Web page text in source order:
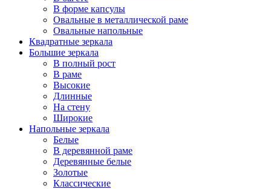
В форме капсулы
Овальные в металлической раме
Овальные напольные
Квадратные зеркала
Большие зеркала
В полный рост
В раме
Высокие
Длинные
На стену
Широкие
Напольные зеркала
Белые
В деревянной раме
Деревянные белые
Золотые
Классические